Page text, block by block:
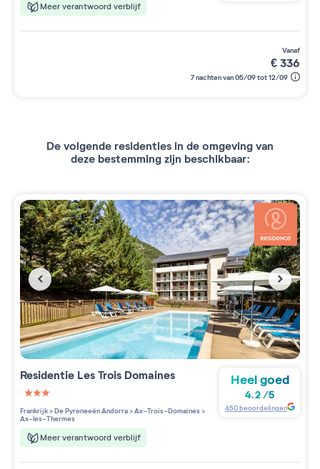
Meer verantwoord verblijf
vanaf
€336
7 nachten van 05/09 tot 12/09
De volgende residenties in de omgeving van
deze bestemming zijn beschikbaar:
Residentie Les Trois Domaines
3 étoiles sur 5
Frankrijk>De Pyreneeën Andorra>Ax-Trois-Domaines>
Ax-les-Thermes
Meer verantwoord verblijf
Heel goed
4.2/5
450beoordelingen